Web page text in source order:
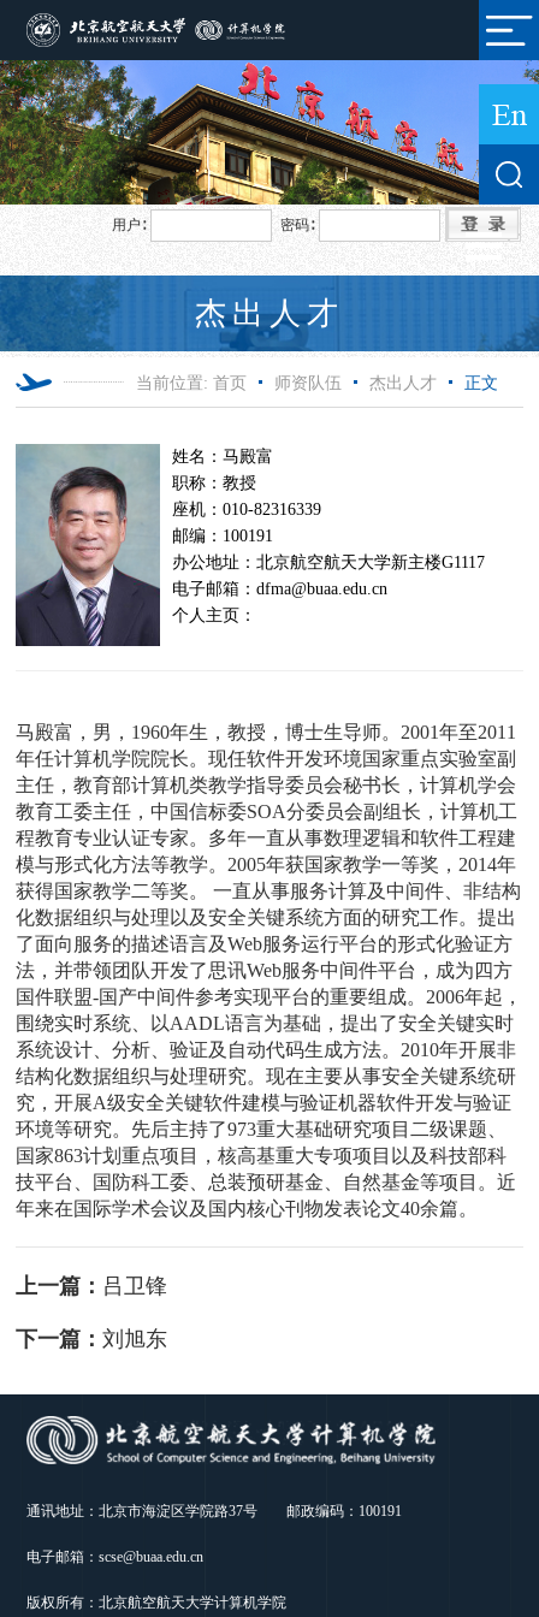
用户∶ 密码∶
杰出人才
当前位置:首页 师资队伍 杰出人才 正文
姓名：马殿富
职称：教授
座机：010-82316339
邮编：100191
办公地址：北京航空航天大学新主楼G1117
电子邮箱：dfma@buaa.edu.cn
个人主页：
马殿富，男，1960年生，教授，博士生导师。2001年至2011
年任计算机学院院长。现任软件开发环境国家重点实验室副
主任，教育部计算机类教学指导委员会秘书长，计算机学会
教育工委主任，中国信标委SOA分委员会副组长，计算机工
程教育专业认证专家。多年一直从事数理逻辑和软件工程建
模与形式化方法等教学。2005年获国家教学一等奖，2014年
获得国家教学二等奖。 一直从事服务计算及中间件、非结构
化数据组织与处理以及安全关键系统方面的研究工作。提出
了面向服务的描述语言及Web服务运行平台的形式化验证方
法，并带领团队开发了思讯Web服务中间件平台，成为四方
国件联盟-国产中间件参考实现平台的重要组成。2006年起，
围绕实时系统、以AADL语言为基础，提出了安全关键实时
系统设计、分析、验证及自动代码生成方法。2010年开展非
结构化数据组织与处理研究。现在主要从事安全关键系统研
究，开展A级安全关键软件建模与验证机器软件开发与验证
环境等研究。先后主持了973重大基础研究项目二级课题、
国家863计划重点项目，核高基重大专项项目以及科技部科
技平台、国防科工委、总装预研基金、自然基金等项目。近
年来在国际学术会议及国内核心刊物发表论文40余篇。
上一篇： 吕卫锋
下一篇：刘旭东
通讯地址：北京市海淀区学院路37号 邮政编码：100191
电子邮箱：scse@buaa.edu.cn
版权所有：北京航空航天大学计算机学院